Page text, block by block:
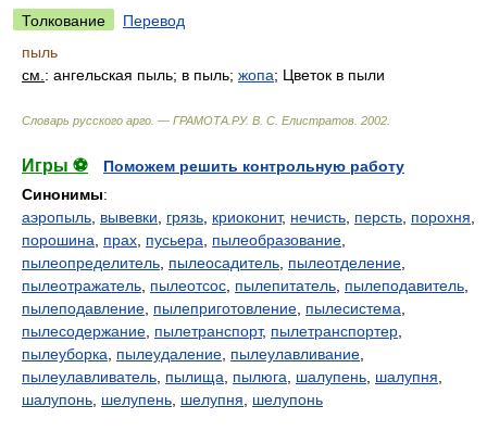
Толкование
Перевод
пыль
см. : ангельская пыль; в пыль; жопа; Цветок в пыли
Словарь русского арго. — ГРАМОТА.РУ. В. С. Елистратов 2002
Игры ⚽
Поможем решить контрольную работу
Синонимы:
аэропыль вывевки грязь криоконит, нечисть персть порохня
порошина
прах пусьера пылеобразование
пылеопределитель пылеосадитель пылеотделение
пылеотражатель пылеотсос пылепитатель пылеподавитель
пылеподавление пылеприготовление пылесистема
пылесодержание пылетранспорт, пылетранспортер
пылеуборка
пылеудаление пылеулавливание
пылеулавливатель пылища пылюга шалупень шалупня
шалупонь шелупень шелупня шелупонь